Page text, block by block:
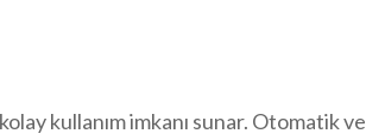
kullanım imkanı sunar. Otomatik ve